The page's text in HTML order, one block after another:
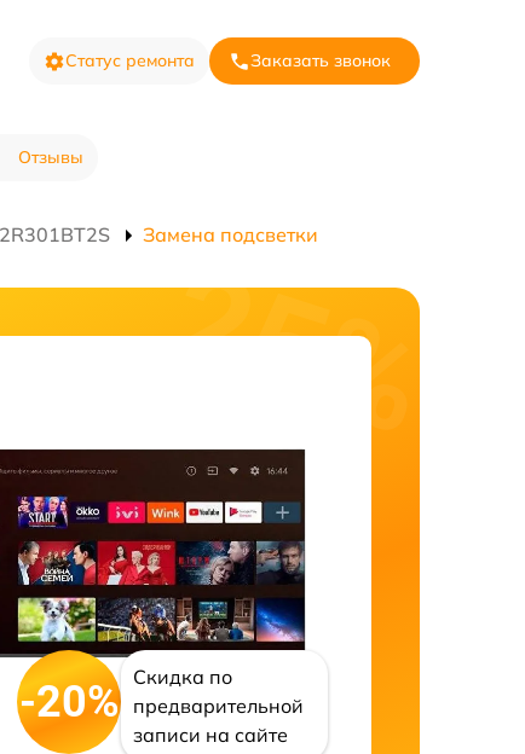
Статус ремонта Заказать звонок
Отзывы
Замена подсветки
-20%
Скидка по
предварительной
записи на сайте